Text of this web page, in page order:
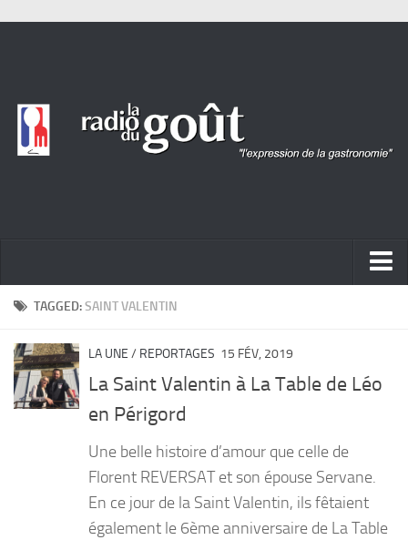
ACTUALITÉ
PORTRAITS
LIVRES
TAGGED:SAINT VALENTIN
LA UNE / REPORTAGES 15 FÉV, 2019
La Saint Valentin à La Table de Léo
en Périgord
Une belle histoire d’amour que celle de
Florent REVERSAT et son épouse Servane.
En ce jour de la Saint Valentin, ils fêtaient
également le 6ème anniversaire de La Table